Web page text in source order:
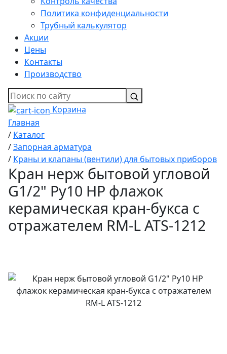
Политика конфиденциальности
Трубный калькулятор
Акции
Цены
Контакты
Производство
Корзина
Главная
/ Каталог
/Запорная арматура
/ Краны и клапаны (вентили) для бытовых приборов
Кран нерж бытовой угловой
G1/2" Ру10 НР флажок
керамическая кран-букса с
отражателем RM-L ATS-1212